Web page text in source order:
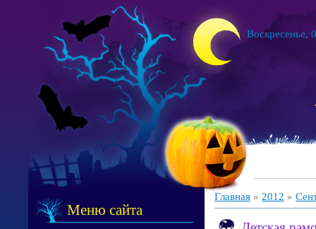
Воскресенье,
Меню сайта
Главная » 2012 »